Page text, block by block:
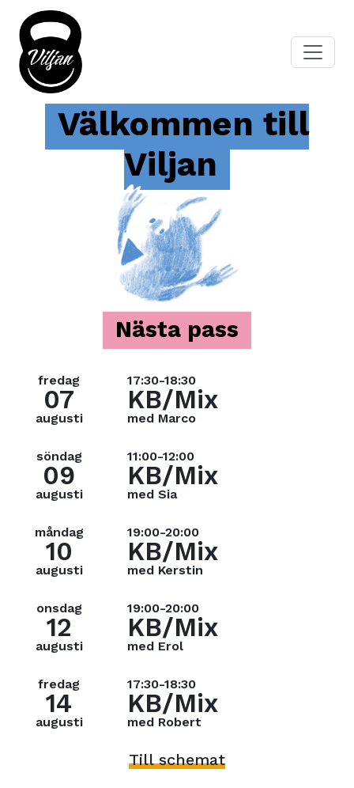
Välkommen till
Viljan
Nästa pass
fredag
07
augusti
17:30-18:30
KB/Mix
med Marco
söndag
09
augusti
11:00-12:00
KB/Mix
med Sia
måndag
10
augusti
19:00-20:00
KB/Mix
med Kerstin
onsdag
12
augusti
19:00-20:00
KB/Mix
med Erol
fredag
14
augusti
17:30-18:30
KB/Mix
med Robert
Till schemat